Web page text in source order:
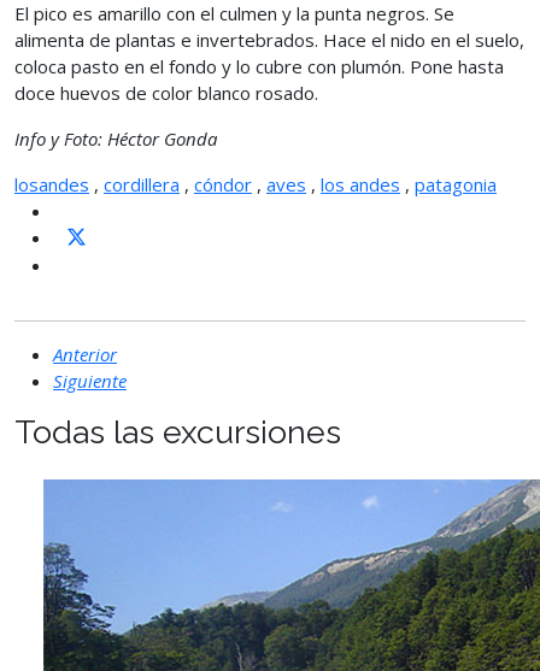
El pico es amarillo con el culmen y la punta negros. Se
alimenta de plantas e invertebrados. Hace el nido en el suelo,
coloca pasto en el fondo y lo cubre con plumón. Pone hasta
doce huevos de color blanco rosado.
Info y Foto: Héctor Gonda
losandes , cordillera , cóndor , aves , los andes , patagonia
Anterior
Siguiente
Todas las excursiones